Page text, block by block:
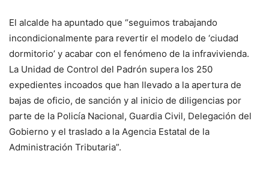
El alcalde ha apuntado que “seguimos trabajando
incondicionalmente para revertir el modelo de ‘ciudad
dormitorio’ y acabar con el fenómeno de la infravivienda.
La Unidad de Control del Padrón supera los 250
expedientes incoados que han llevado a la apertura de
bajas de oficio, de sanción y al inicio de diligencias por
parte de la Policía Nacional, Guardia Civil, Delegación del
Gobierno y el traslado a la Agencia Estatal de la
Administración Tributaria”.